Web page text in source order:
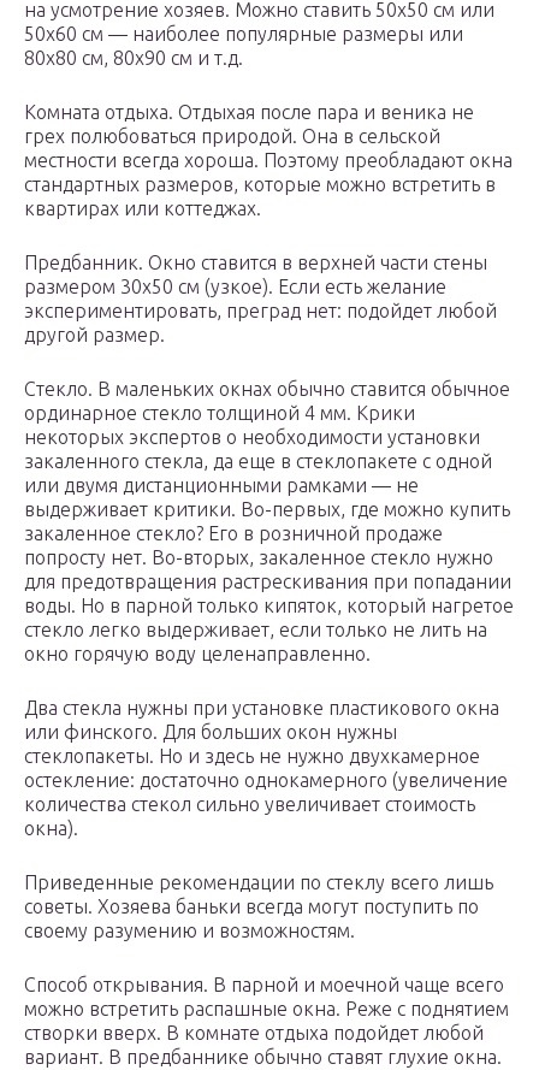
на усмотрение хозяев. Можно ставить 50х50 см или
50х60 см — наиболее популярные размеры или
80х80 см, 80х90 см и т.д.
Комната отдыха. Отдыхая после пара и веника не
грех полюбоваться природой. Она в сельской
местности всегда хороша. Поэтому преобладают окна
стандартных размеров, которые можно встретить в
квартирах или коттеджах.
Предбанник. Окно ставится в верхней части стены
размером 30х50 см (узкое). Если есть желание
экспериментировать, преград нет: подойдет любой
другой размер.
Стекло. В маленьких окнах обычно ставится обычное
ординарное стекло толщиной 4 мм. Крики
некоторых экспертов о необходимости установки
закаленного стекла, да еще в стеклопакете с одной
или двумя дистанционными рамками — не
выдерживает критики. Во-первых, где можно купить
закаленное стекло? Его в розничной продаже
попросту нет. Во-вторых, закаленное стекло нужно
для предотвращения растрескивания при попадании
воды. Но в парной только кипяток, который нагретое
стекло легко выдерживает, если только не лить на
окно горячую воду целенаправленно.
Два стекла нужны при установке пластикового окна
или финского. Для больших окон нужны
стеклопакеты. Но и здесь не нужно двухкамерное
остекление: достаточно однокамерного (увеличение
количества стекол сильно увеличивает стоимость
окна).
Приведенные рекомендации по стеклу всего лишь
советы. Хозяева баньки всегда могут поступить по
своему разумению и возможностям.
Способ открывания. В парной и моечной чаще всего
можно встретить распашные окна. Реже с поднятием
створки вверх. В комнате отдыха подойдет любой
вариант. В предбаннике обычно ставят глухие окна.